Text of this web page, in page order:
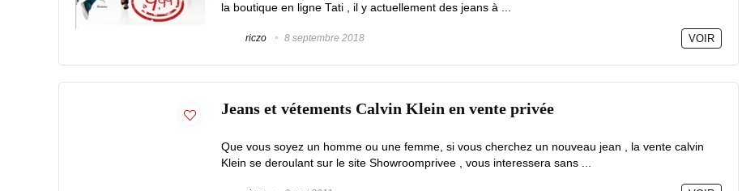
la boutique en ligne Tati , il y actuellement des jeans à ...
riczo 8 septembre 2018 VOIR
Jeans et vétements Calvin Klein en vente privée
Que vous soyez un homme ou une femme, si vous cherchez un nouveau jean , la vente calvin
Klein se deroulant sur le site Showroomprivee , vous interessera sans ...